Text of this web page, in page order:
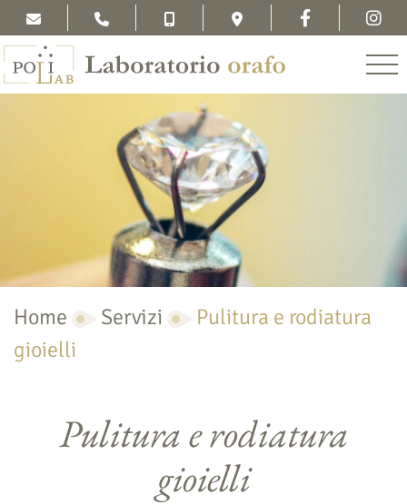
Home Servizi
Pulitura e rodiatura
gioielli
Pulitura e rodiatura
gioielli